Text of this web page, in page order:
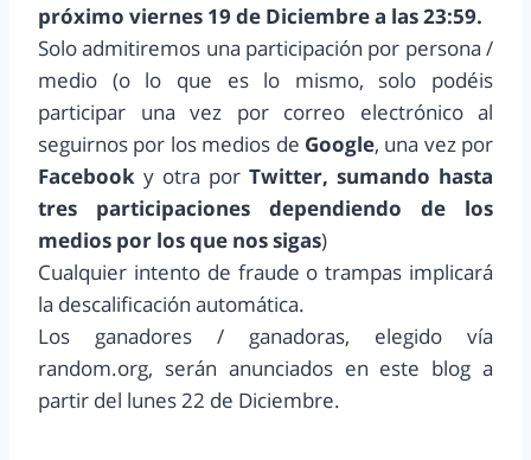
próximo viernes 19 de Diciembre a las 23:59.
Solo admitiremos una participación por persona /
medio (o lo que es lo mismo, solo podéis
participar una vez por correo electrónico al
seguirnos por los medios de Google, una vez por
Facebook y otra por Twitter, sumando hasta
tres participaciones dependiendo de los
medios por los que nos sigas)
Cualquier intento de fraude o trampas implicará
la descalificación automática.
Los ganadores / ganadoras, elegido vía
random.org, serán anunciados en este blog a
partir del lunes 22 de Diciembre.